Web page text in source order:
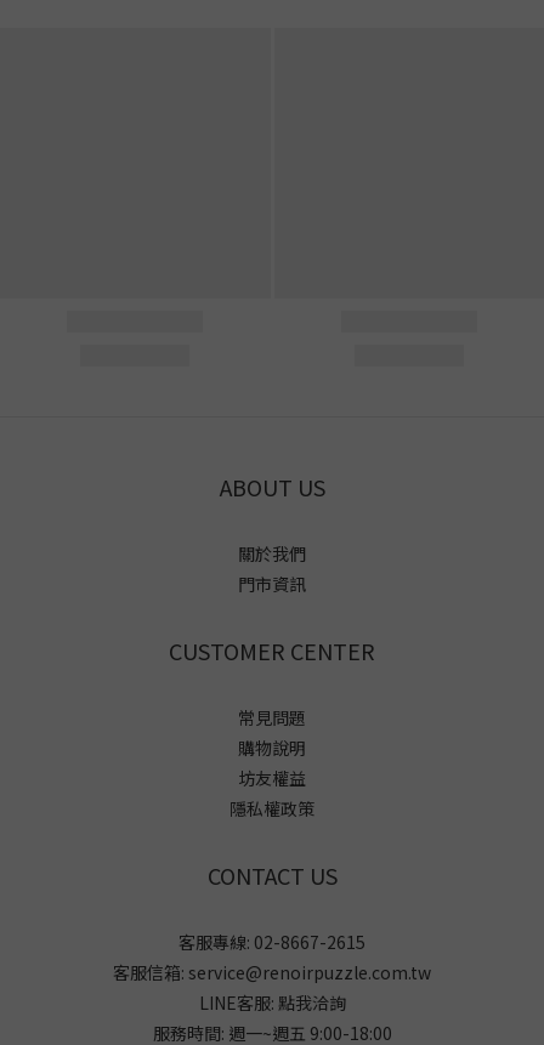
ABOUT US
關於我們
門市資訊
CUSTOMER CENTER
常見問題
購物說明
坊友權益
隱私權政策
CONTACT US
客服專線: 02-8667-2615
客服信箱: service@renoirpuzzle.com.tw
LINE客服: 點我洽詢
服務時間: 週一~週五 9:00-18:00